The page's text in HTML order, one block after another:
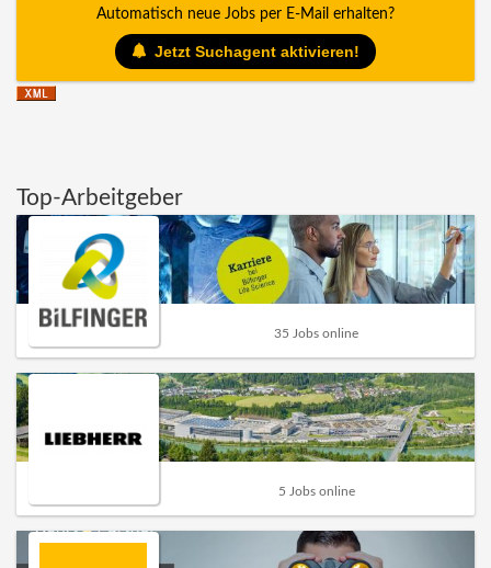
Automatisch neue Jobs per E-Mail erhalten?
Jetzt Suchagent aktivieren!
Top-Arbeitgeber
35 Jobs online
5 Jobs online